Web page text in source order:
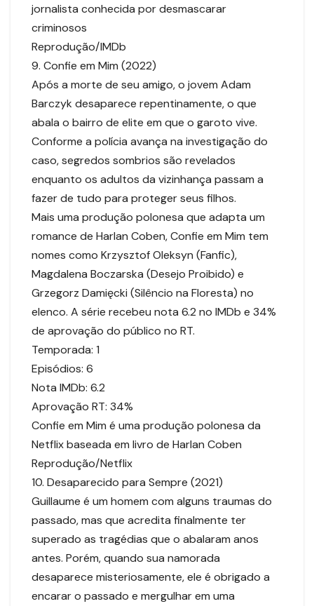
jornalista conhecida por desmascarar
criminosos
Reprodução/IMDb
9. Confie em Mim (2022)
Após a morte de seu amigo, o jovem Adam
Barczyk desaparece repentinamente, o que
abala o bairro de elite em que o garoto vive.
Conforme a polícia avança na investigação do
caso, segredos sombrios são revelados
enquanto os adultos da vizinhança passam a
fazer de tudo para proteger seus filhos.
Mais uma produção polonesa que adapta um
romance de Harlan Coben, Confie em Mim tem
nomes como Krzysztof Oleksyn (Fanfic),
Magdalena Boczarska (Desejo Proibido) e
Grzegorz Damięcki (Silêncio na Floresta) no
elenco. A série recebeu nota 6.2 no IMDb e 34%
de aprovação do público no RT.
Temporada: 1
Episódios: 6
Nota IMDb: 6.2
Aprovação RT: 34%
Confie em Mim é uma produção polonesa da
Netflix baseada em livro de Harlan Coben
Reprodução/Netflix
10. Desaparecido para Sempre (2021)
Guillaume é um homem com alguns traumas do
passado, mas que acredita finalmente ter
superado as tragédias que o abalaram anos
antes. Porém, quando sua namorada
desaparece misteriosamente, ele é obrigado a
encarar o passado e mergulhar em uma